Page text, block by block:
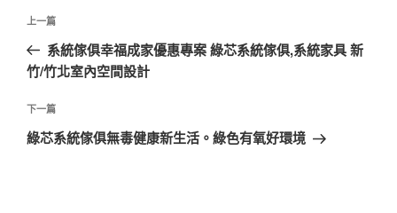
上一篇
系統傢俱幸福成家優惠專案 綠芯系統傢俱,系統家具 新
竹/竹北室內空間設計
下一篇
綠芯系統傢俱無毒健康新生活。綠色有氧好環境